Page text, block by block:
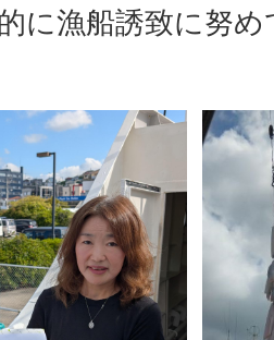
に漁船誘致に努